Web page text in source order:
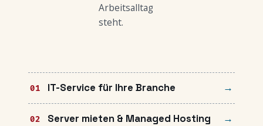
Arbeitsalltag
steht.
IT-Service für Ihre Branche
Server mieten & Managed Hosting